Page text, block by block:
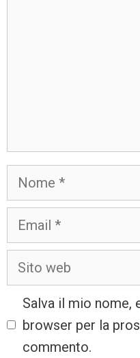
Salva il mio nome,
browser per la
commento.